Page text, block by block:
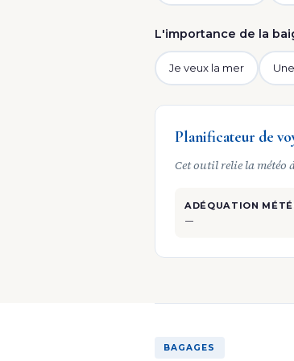
L'importance de la
Je veux la mer
Planificateur de
Cet outil relie la météo
ADÉQUATION
—
BAGAGES